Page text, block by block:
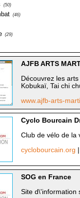
(50)
(46)
(29)
AJFB ARTS
Découvrez les
Kobukaï, Tai chi
www.ajfb-arts-
Cyclo Bourcain
Club de vélo de la
cyclobourcain.org
SOG en France
Site d\'information